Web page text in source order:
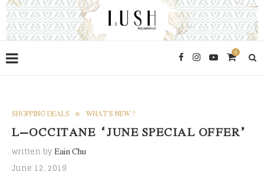
0
SHOPPING DEALS WHAT'S NEW ?
L’OCCITANE “JUNE SPECIAL OFFER”
written byEain Chu
June 12, 2019